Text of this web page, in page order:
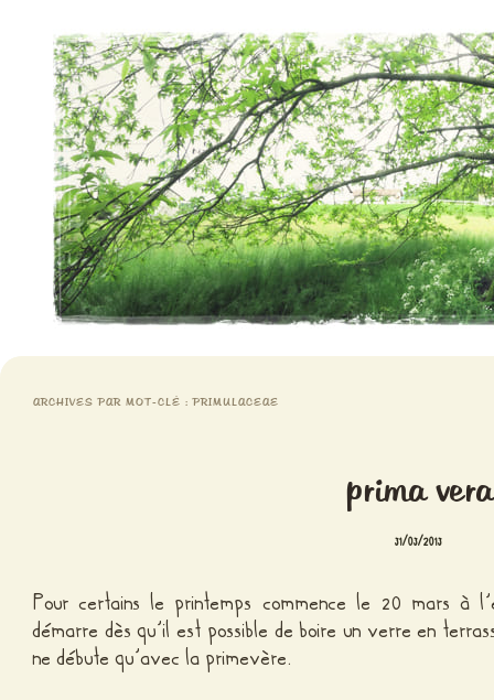
Meristemes
ARCHIVES PAR MOT-CLÉ :PRIMULACEAE
prima vera
31/03/2013
Pour certains le printemps commence le 20 mars à
démarre dès qu’il est possible de boire un verre en
ne débute qu’avec la primevère.